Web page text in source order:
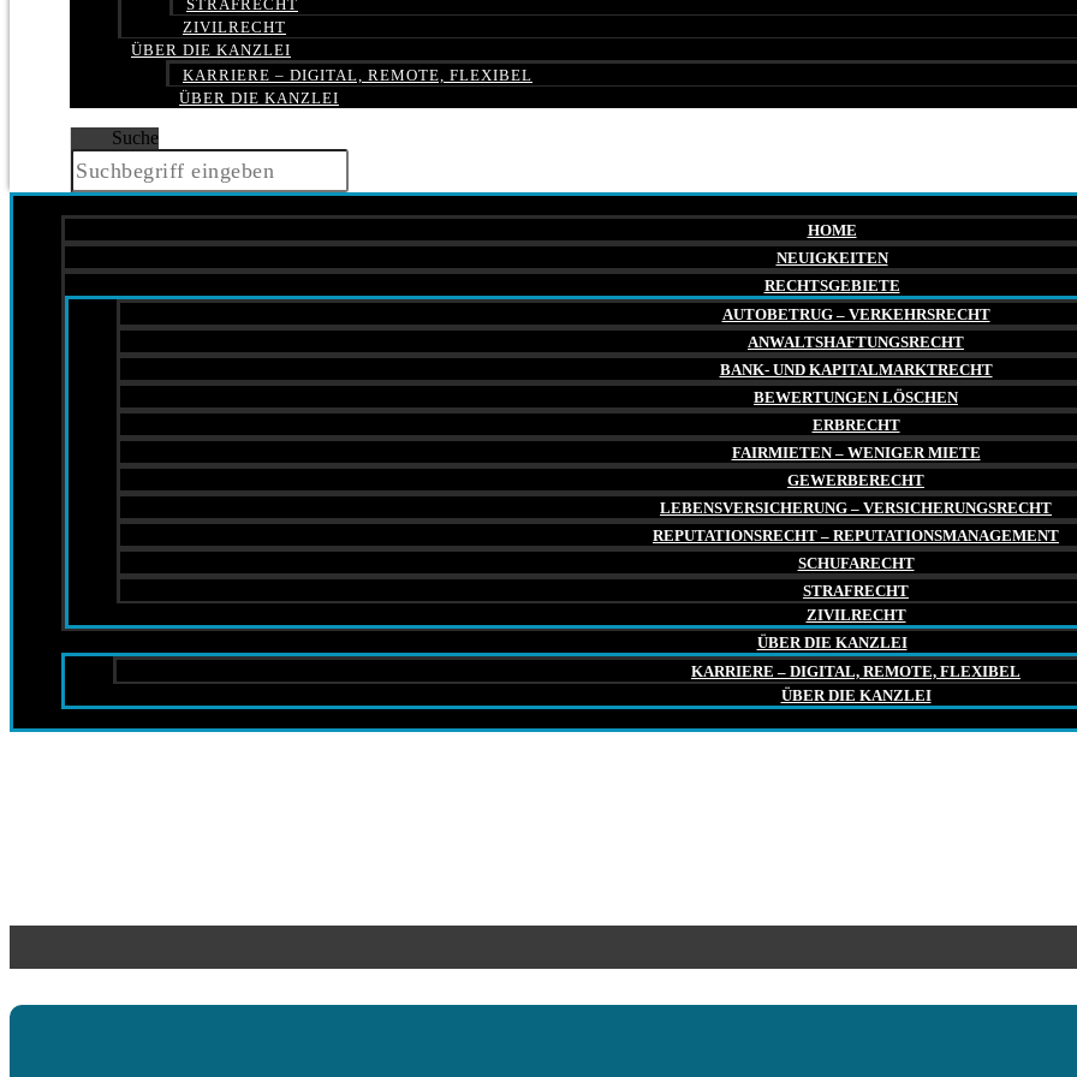
STRAFRECHT
ZIVILRECHT
ÜBER DIE KANZLEI
KARRIERE – DIGITAL, REMOTE, FLEXIBEL
ÜBER DIE KANZLEI
Suche
HOME
NEUIGKEITEN
RECHTSGEBIETE
AUTOBETRUG – VERKEHRSRECHT
ANWALTSHAFTUNGSRECHT
BANK- UND KAPITALMARKTRECHT
BEWERTUNGEN LÖSCHEN
ERBRECHT
FAIRMIETEN – WENIGER MIETE
GEWERBERECHT
LEBENSVERSICHERUNG – VERSICHERUNGSRECHT
REPUTATIONSRECHT – REPUTATIONSMANAGEMENT
SCHUFARECHT
STRAFRECHT
ZIVILRECHT
ÜBER DIE KANZLEI
KARRIERE – DIGITAL, REMOTE, FLEXIBEL
ÜBER DIE KANZLEI